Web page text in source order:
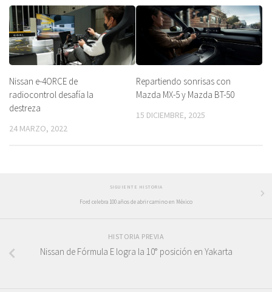
Nissan e-4ORCE de
radiocontrol desafía la
destreza
24 MARZO, 2022
Repartiendo sonrisas con
Mazda MX-5 y Mazda BT-50
15 DICIEMBRE, 2025
SIGUIENTE HISTORIA
Ford celebra 100 años de abrir camino en México
HISTORIA PREVIA
Nissan de Fórmula E logra la 10° posición en Yakarta